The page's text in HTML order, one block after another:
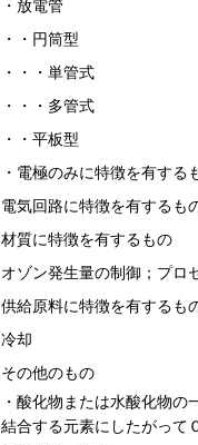
・放電管
・・円筒型
・・・単管式
・・・多管式
・・平板型
・電極のみに特徴を有する
電気回路に特徴を有するも
材質に特徴を有するもの
オゾン発生量の制御；プロ
供給原料に特徴を有するも
冷却
その他のもの
・酸化物または水酸化物
結合する元素にしたがって